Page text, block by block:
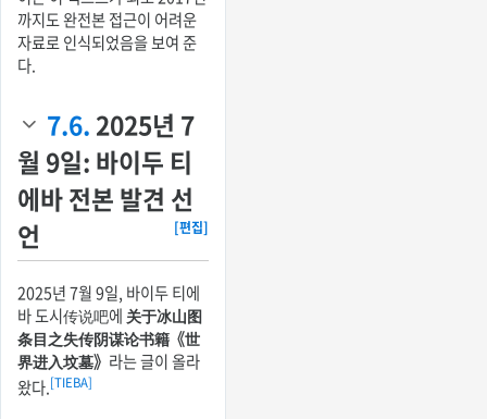
까지도 완전본 접근이 어려운
자료로 인식되었음을 보여 준
다.
7.6. 2025년 7
월 9일: 바이두 티
에바 전본 발견 선
언
[편집]
2025년 7월 9일, 바이두 티에
바 도시传说吧에 关于冰山图
条目之失传阴谋论书籍《世
界进入坟墓》 라는 글이 올라
왔다.[TIEBA]